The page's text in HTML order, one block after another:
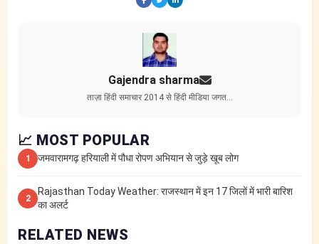
Gajendra sharma
ताज़ा हिंदी समाचार 2014 से हिंदी मीडिया जगत…
📈 MOST POPULAR
1 जमवारामगढ़ हरियाली में पौधा रोपण अभियान से जुड़े खूब लोग
2
Rajasthan Today Weather: राजस्थान में इन 17 जिलों में भारी बारिश
का अलर्ट
RELATED NEWS